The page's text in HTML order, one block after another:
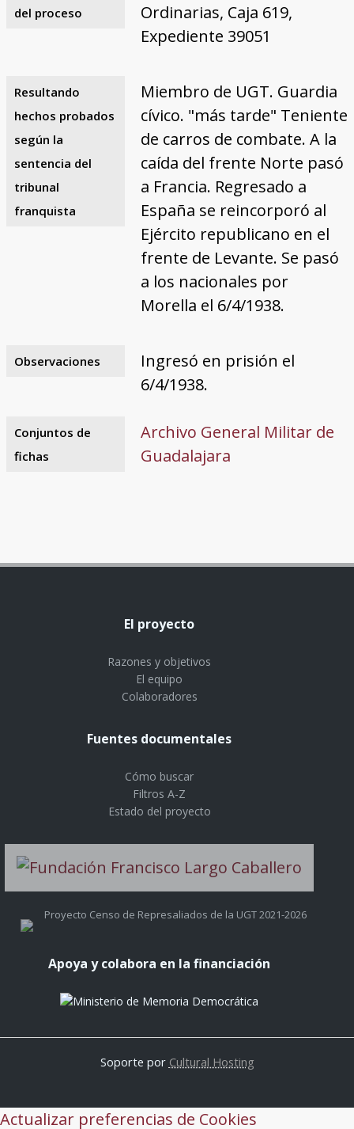
del proceso
Ordinarias, Caja 619,
Expediente 39051
Resultando
hechos probados
según la
sentencia del
tribunal
franquista
Miembro de UGT. Guardia
cívico. "más tarde" Teniente
de carros de combate. A la
caída del frente Norte pasó
a Francia. Regresado a
España se reincorporó al
Ejército republicano en el
frente de Levante. Se pasó
a los nacionales por
Morella el 6/4/1938.
Observaciones
Ingresó en prisión el
6/4/1938.
Conjuntos de
fichas
Archivo General Militar de
Guadalajara
El proyecto
Razones y objetivos
El equipo
Colaboradores
Fuentes documentales
Cómo buscar
Filtros A-Z
Estado del proyecto
Proyecto Censo de Represaliados de la UGT 2021-2026
Apoya y colabora en la financiación
Soporte por Cultural Hosting
Actualizar preferencias de Cookies